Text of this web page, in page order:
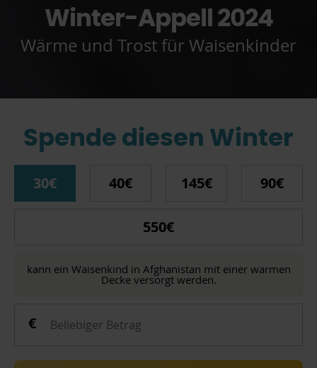
Winter-Appell 2024
Wärme und Trost für Waisenkinder
Spende diesen Winter
30€ 40€ 145€ 90€
550€
kann ein Waisenkind in Afghanistan mit einer warmen
Decke versorgt werden.